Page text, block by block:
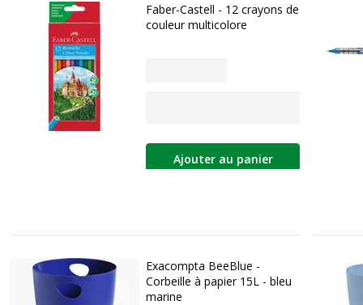
Faber-Castell - 12 crayons de
couleur multicolore
Ajouter au panier
Exacompta BeeBlue -
Corbeille à papier 15L - bleu
marine